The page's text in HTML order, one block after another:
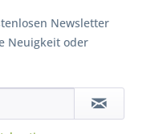
Newsletter
Neuigkeit oder